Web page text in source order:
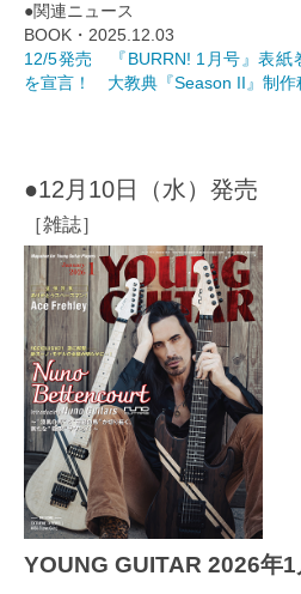
●関連ニュース
BOOK・2025.12.03
12/5発売 『BURRN! 1月号』表紙
を宣言！ 大教典『Season II』制作
●12月10日（水）発売
［雑誌］
YOUNG GUITAR 2026年1